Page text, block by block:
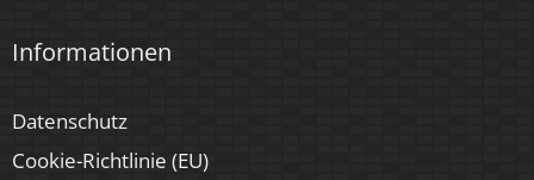
Informationen
Datenschutz
Cookie-Richtlinie (EU)